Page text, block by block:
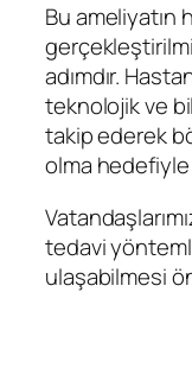
Bu ameliyatın
adımdır.
teknolojik ve
takip ederek
olma hedefiyle
tedavi
ulaşabilmesi